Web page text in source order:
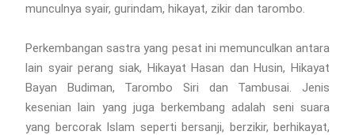
munculnya syair, gurindam, hikayat, zikir dan tarombo.
Perkembangan sastra yang pesat ini memunculkan antara
lain syair perang siak, Hikayat Hasan dan Husin, Hikayat
Bayan Budiman, Tarombo Siri dan Tambusai. Jenis
kesenian lain yang juga berkembang adalah seni suara
yang bercorak Islam seperti bersanji, berzikir, berhikayat,